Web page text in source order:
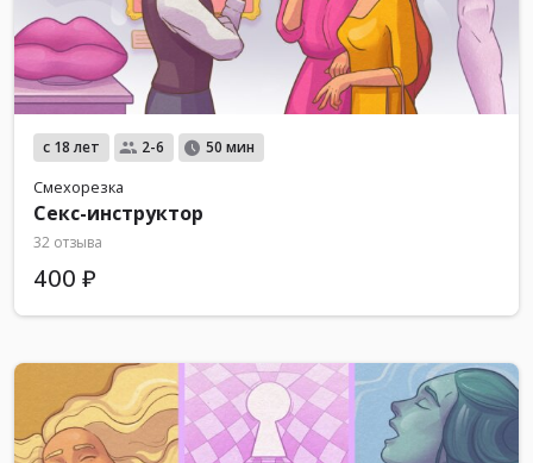
с 18 лет 2-6 50 мин
Смехорезка
Секс-инструктор
32 отзыва
400 ₽